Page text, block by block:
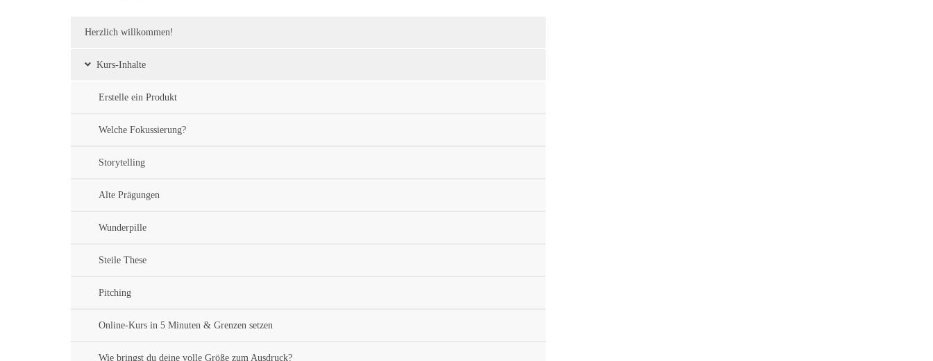
Herzlich willkommen!
Kurs-Inhalte
Erstelle ein Produkt
Welche Fokussierung?
Storytelling
Alte Prägungen
Wunderpille
Steile These
Pitching
Online-Kurs in 5 Minuten & Grenzen setzen
Wie bringst du deine volle Größe zum Ausdruck?